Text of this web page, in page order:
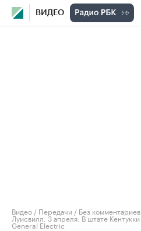
ВИДЕО
Видео / Передачи / Без комментариев
Луисвилл, 3 апреля: В штате
General Electric